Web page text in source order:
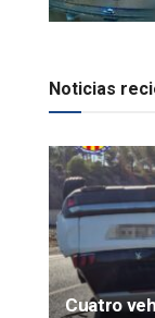
Noticias
Cuatro